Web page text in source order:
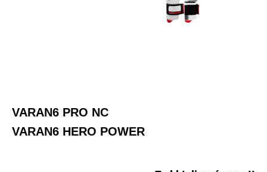
VARAN6 PRO NC
VARAN6 HERO POWER